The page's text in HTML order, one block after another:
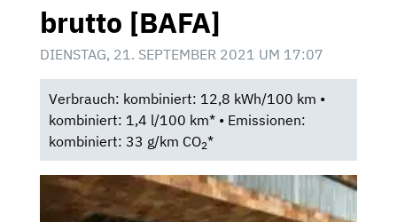
brutto [BAFA]
DIENSTAG, 21. SEPTEMBER 2021 UM 17:07
Verbrauch: kombiniert: 12,8 kWh/100 km •
kombiniert: 1,4 l/100 km* • Emissionen:
kombiniert: 33 g/km CO2*